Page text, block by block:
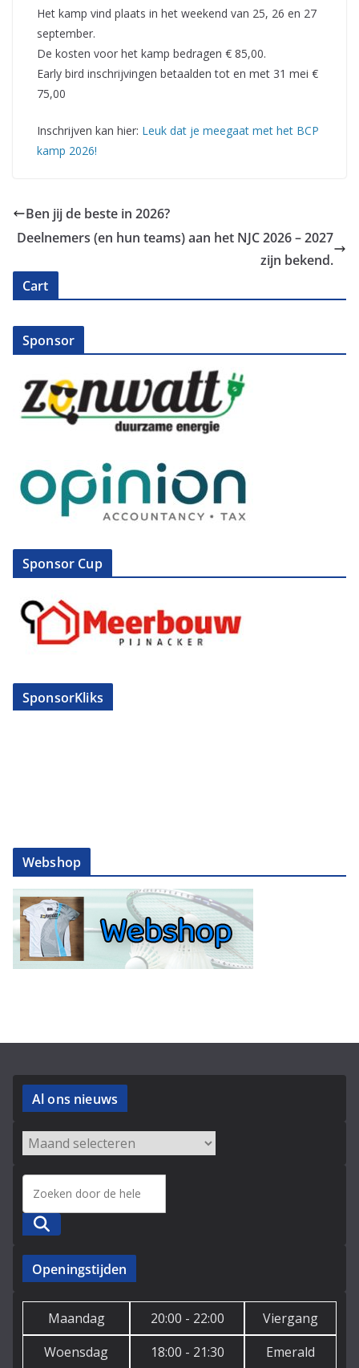
Het kamp vind plaats in het weekend van 25, 26 en 27
september.
De kosten voor het kamp bedragen € 85,00.
Early bird inschrijvingen betaalden tot en met 31 mei €
75,00
Inschrijven kan hier: Leuk dat je meegaat met het BCP
kamp 2026!
Ben jij de beste in 2026?
Deelnemers (en hun teams) aan het NJC 2026 – 2027
zijn bekend.
Cart
Sponsor
Sponsor Cup
SponsorKliks
Webshop
Al ons nieuws
Zoeken
Openingstijden
Maandag 20:00 - 22:00
Viergang
Woensdag
18:00 - 21:30 Emerald